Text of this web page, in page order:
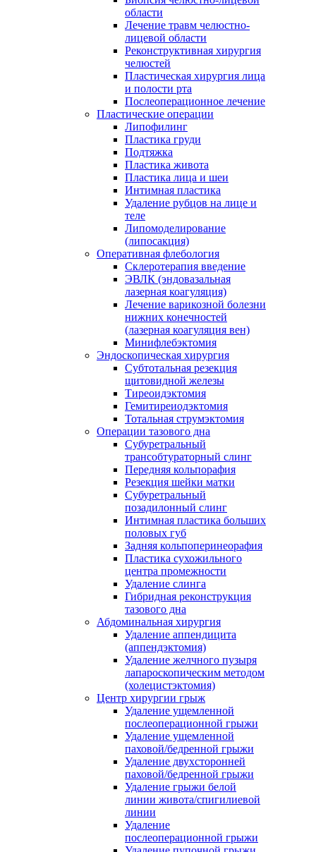
области
Лечение травм челюстно-
лицевой области
Реконструктивная хирургия
челюстей
Пластическая хирургия лица
и полости рта
Послеоперационное лечение
Пластические операции
Липофилинг
Пластика груди
Подтяжка
Пластика живота
Пластика лица и шеи
Интимная пластика
Удаление рубцов на лице и
теле
Липомоделирование
(липосакция)
Оперативная флебология
Склеротерапия введение
ЭВЛК (эндовазальная
лазерная коагуляция)
Лечение варикозной болезни
нижних конечностей
(лазерная коагуляция вен)
Минифлебэктомия
Эндоскопическая хирургия
Субтотальная резекция
щитовидной железы
Тиреоидэктомия
Гемитиреиодэктомия
Тотальная струмэктомия
Операции тазового дна
Субуретральный
трансобтураторный слинг
Передняя кольпорафия
Резекция шейки матки
Субуретральный
позадилонный слинг
Интимная пластика больших
половых губ
Задняя кольпоперинеорафия
Пластика сухожильного
центра промежности
Удаление слинга
Гибридная реконструкция
тазового дна
Абдоминальная хирургия
Удаление аппендицита
(аппендэктомия)
Удаление желчного пузыря
лапароскопическим методом
(холецистэктомия)
Центр хирургии грыж
Удаление ущемленной
послеоперационной грыжи
Удаление ущемленной
паховой/бедренной грыжи
Удаление двухсторонней
паховой/бедренной грыжи
Удаление грыжи белой
линии живота/спигилиевой
линии
Удаление
послеоперационной грыжи